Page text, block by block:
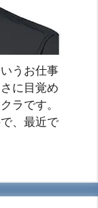
うお仕事
に目覚め
ラです。
、最近で